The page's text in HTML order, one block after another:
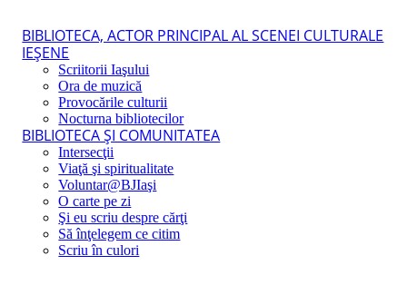
BIBLIOTECA, ACTOR PRINCIPAL AL SCENEI CULTURALE
IEŞENE
Scriitorii Iaşului
Ora de muzică
Provocările culturii
Nocturna bibliotecilor
BIBLIOTECA ŞI COMUNITATEA
Intersecţii
Viaţă şi spiritualitate
Voluntar@BJIaşi
O carte pe zi
Şi eu scriu despre cărţi
Să înţelegem ce citim
Scriu în culori